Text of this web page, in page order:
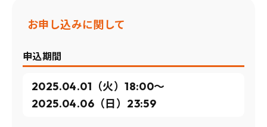
お申し込みに関して
申込期間
2025.04.01（火）18:00〜
2025.04.06（日）23:59